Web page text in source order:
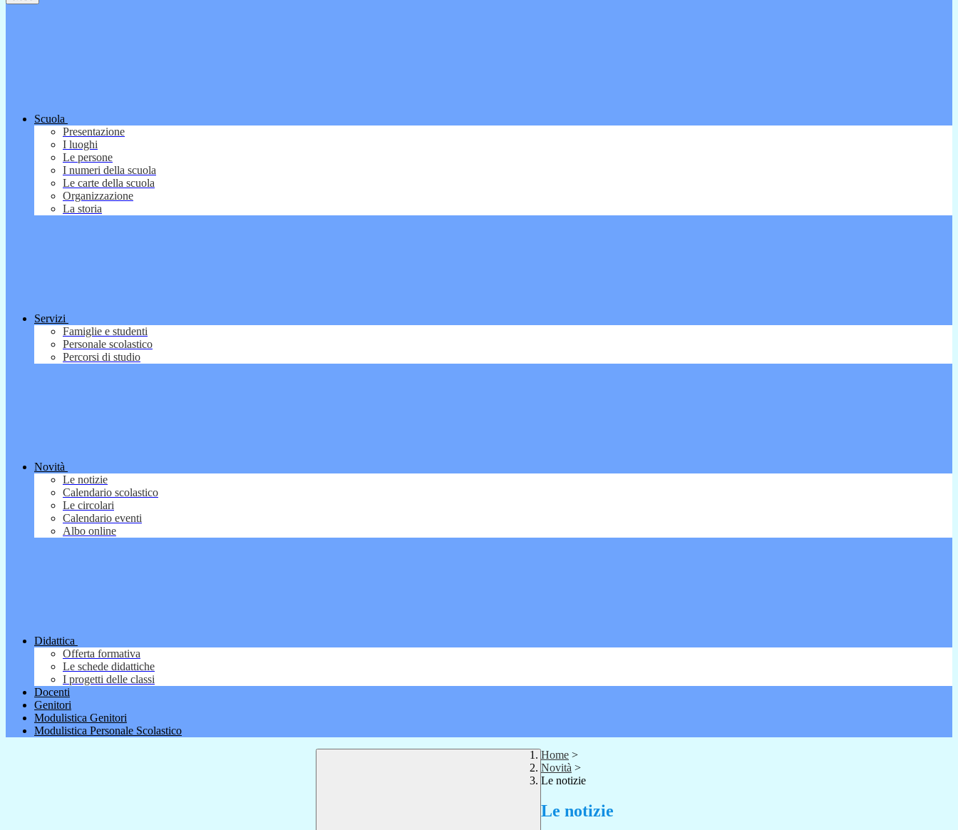
Scuola
Presentazione
I luoghi
Le persone
I numeri della scuola
Le carte della scuola
Organizzazione
La storia
Servizi
Famiglie e studenti
Personale scolastico
Percorsi di studio
Novità
Le notizie
Calendario scolastico
Le circolari
Calendario eventi
Albo online
Didattica
Offerta formativa
Le schede didattiche
I progetti delle classi
Docenti
Genitori
Modulistica Genitori
Modulistica Personale Scolastico
Home >
Novità >
Le notizie
Le notizie